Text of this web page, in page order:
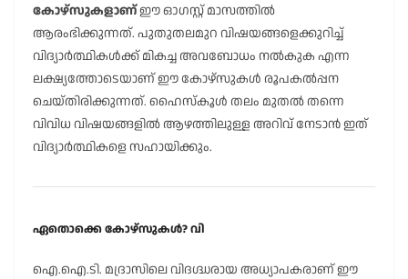
കോഴ്സുകളാണ്ഈ ഓഗസ്റ്റ് മാസത്തിൽ
ആരംഭിക്കുന്നത്. പുതുതലമുറ വിഷയങ്ങളെക്കുറിച്ച്
വിദ്യാർത്ഥികൾക്ക് മികച്ച അവബോധം നൽകുക എന്ന
ലക്ഷ്യത്തോടെയാണ് ഈ കോഴ്സുകൾ രൂപകൽപ്പന
ചെയ്തിരിക്കുന്നത്. ഹൈസ്കൂൾ തലം മുതൽ തന്നെ
വിവിധ വിഷയങ്ങളിൽ ആഴത്തിലുള്ള അറിവ് നേടാൻ ഇത്
വിദ്യാർത്ഥികളെ സഹായിക്കും.
ഏതൊക്കെ കോഴ്സുകൾ? വി
ഐ.ഐ.ടി. മദ്രാസിലെ വിദഗ്ദ്ധരായ അധ്യാപകരാണ് ഈ